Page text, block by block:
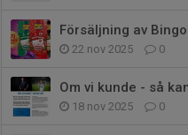
Försäljning av
22 nov 2025 0
Om vi kunde - så
18 nov 2025 0